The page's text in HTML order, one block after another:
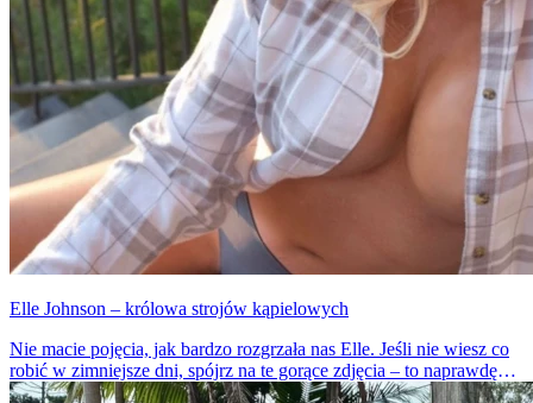
Elle Johnson – królowa strojów kąpielowych
Nie macie pojęcia, jak bardzo rozgrzała nas Elle. Jeśli nie wiesz co
robić w zimniejsze dni, spójrz na te gorące zdjęcia – to naprawdę
działa. Dziewczyna jest niezwykle atrakcyjna i seksowna.